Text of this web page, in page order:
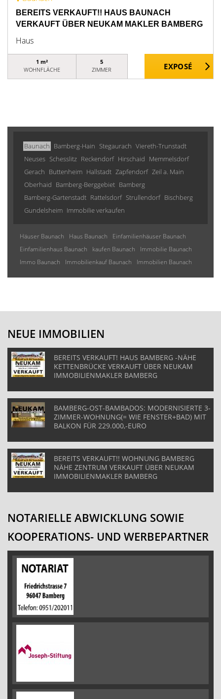
BEREITS VERKAUFT!! HAUS BAUNACH
VERKAUFT ÜBER NEUKAM MAKLER BAMBERG
Haus
1 m²
WOHNFLÄCHE
5
ZIMMER
Baunach Bamberg-Hain Stegaurach Viereth-Trunstadt
Neuses Schesslitz Reckendorf Hirschaid Memmelsdorf
Gerach Buttenheim Hallstadt Zapfendorf Zeil a. Main
Oberhaid Bamberg-Berggebiet Bamberg
Bamberg-Gartenstadt Rattelsdorf Strullendorf Bischberg
Gundelsheim Immobilie verkaufen
Häuser Baunach Haus Baunach
Einfamilienhäuser Baunach
Einfamilienhaus Baunach
kaufen Baunach
Immobilie Baunach
Immo Baunach
Immobilienkauf Baunach Immobilien Baunach
NEUE IMMOBILIEN
BEREITS VERKAUFT! HAUS BAMBERG -NÄHE
KETTENBRÜCKE VERKAUFT ÜBER NEUKAM
IMMOBILIENMAKLER BAMBERG
BAMBERG-OST-BAMBADOS: MODERNISIERTE 3-
ZIMMER-WOHNUNG(= WIE FENSTER+BAD) MIT
BALKON FÜR 229.000,-EURO
BEREITS VERKAUFT!! WOHNUNG BAMBERG
NÄHE ZENTRUM VERKAUFT ÜBER NEUKAM
IMMOBILIENMAKLER BAMBERG
NOTARIELLE ABWICKLUNG SOWIE
KOOPERATIONS- UND WERBEPARTNER